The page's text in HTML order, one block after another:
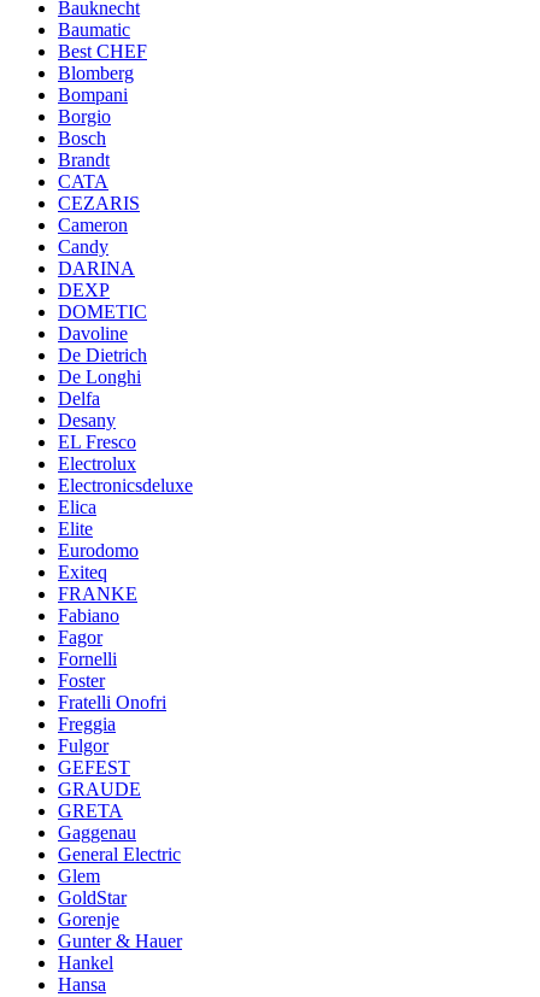
Bauknecht
Baumatic
Best CHEF
Blomberg
Bompani
Borgio
Bosch
Brandt
CATA
CEZARIS
Cameron
Candy
DARINA
DEXP
DOMETIC
Davoline
De Dietrich
De Longhi
Delfa
Desany
EL Fresco
Electrolux
Electronicsdeluxe
Elica
Elite
Eurodomo
Exiteq
FRANKE
Fabiano
Fagor
Fornelli
Foster
Fratelli Onofri
Freggia
Fulgor
GEFEST
GRAUDE
GRETA
Gaggenau
General Electric
Glem
GoldStar
Gorenje
Gunter & Hauer
Hankel
Hansa